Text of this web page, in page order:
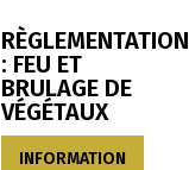
RÈGLEMENTATION
: FEU ET
BRULAGE DE
VÉGÉTAUX
INFORMATION